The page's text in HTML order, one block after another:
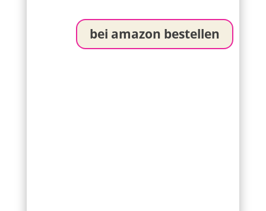
bei amazon bestellen